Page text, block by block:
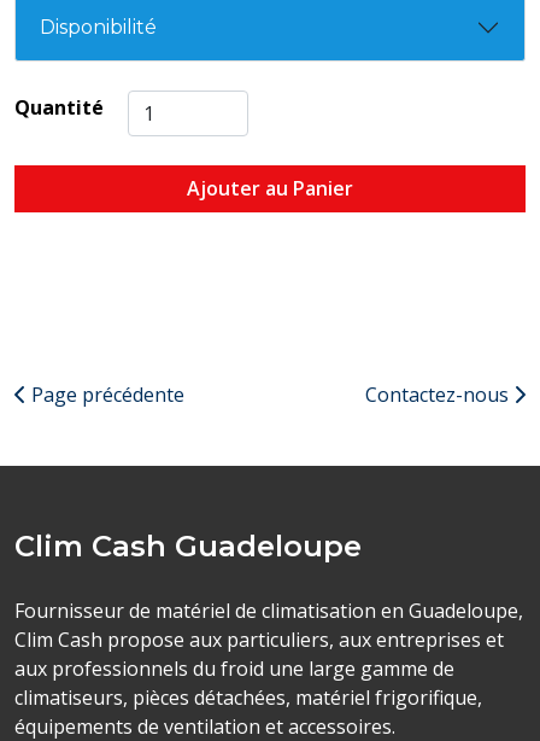
Disponibilité
Quantité
Ajouter au Panier
Page précédente Contactez-nous
Clim Cash Guadeloupe
Fournisseur de matériel de climatisation en Guadeloupe,
Clim Cash propose aux particuliers, aux entreprises et
aux professionnels du froid une large gamme de
climatiseurs, pièces détachées, matériel frigorifique,
équipements de ventilation et accessoires.